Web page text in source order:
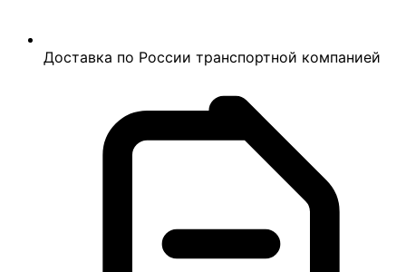
Доставка по России транспортной компанией